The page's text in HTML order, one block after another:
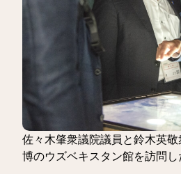
佐々木肇衆議院議員と鈴木英
博のウズベキスタン館を訪問し